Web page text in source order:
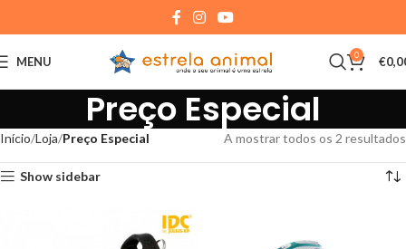
MENU 0 €
Preço Especial
Início Loja Preço Especial A mostrar todos os 2 resultados
Show sidebar